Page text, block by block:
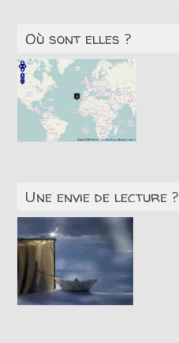
Où sont elles ?
Une envie de lecture ?